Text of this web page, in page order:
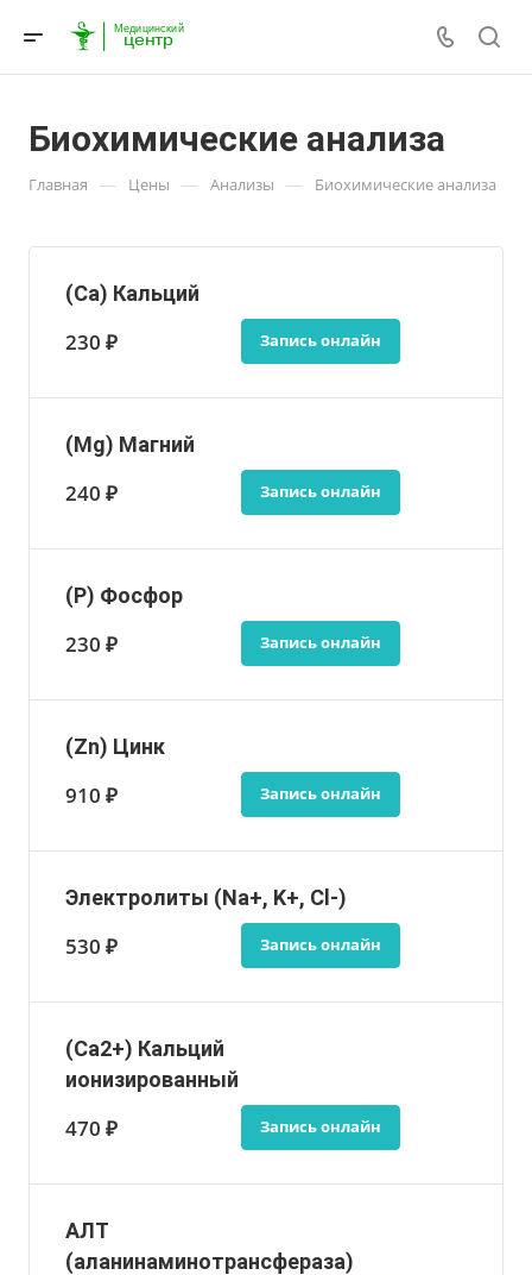
Биохимические анализа
Главная — Цены — Анализы — Биохимические анализа
(Ca) Кальций
230 ₽ Запись онлайн
(Mg) Магний
240 ₽ Запись онлайн
(P) Фосфор
230 ₽ Запись онлайн
(Zn) Цинк
910 ₽ Запись онлайн
Электролиты (Na+, K+, Cl-)
530 ₽ Запись онлайн
(Ca2+) Кальций
ионизированный
470 ₽ Запись онлайн
АЛТ
(аланинаминотрансфераза)